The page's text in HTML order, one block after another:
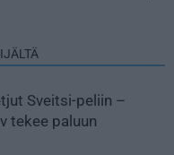
Sveitsi-peliin –
tekee paluun